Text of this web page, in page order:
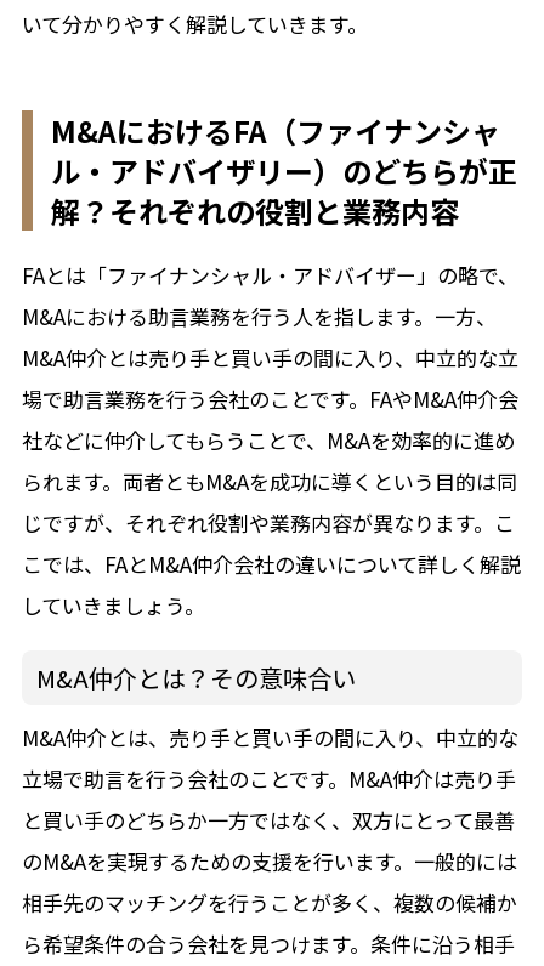
いて分かりやすく解説していきます。
M&AにおけるFA（ファイナンシャ
ル・アドバイザリー）のどちらが正
解？それぞれの役割と業務内容
FAとは「ファイナンシャル・アドバイザー」の略で、
M&Aにおける助言業務を行う人を指します。一方、
M&A仲介とは売り手と買い手の間に入り、中立的な立
場で助言業務を行う会社のことです。FAやM&A仲介会
社などに仲介してもらうことで、M&Aを効率的に進め
られます。両者ともM&Aを成功に導くという目的は同
じですが、それぞれ役割や業務内容が異なります。こ
こでは、FAとM&A仲介会社の違いについて詳しく解説
していきましょう。
M&A仲介とは？その意味合い
M&A仲介とは、売り手と買い手の間に入り、中立的な
立場で助言を行う会社のことです。M&A仲介は売り手
と買い手のどちらか一方ではなく、双方にとって最善
のM&Aを実現するための支援を行います。一般的には
相手先のマッチングを行うことが多く、複数の候補か
ら希望条件の合う会社を見つけます。条件に沿う相手